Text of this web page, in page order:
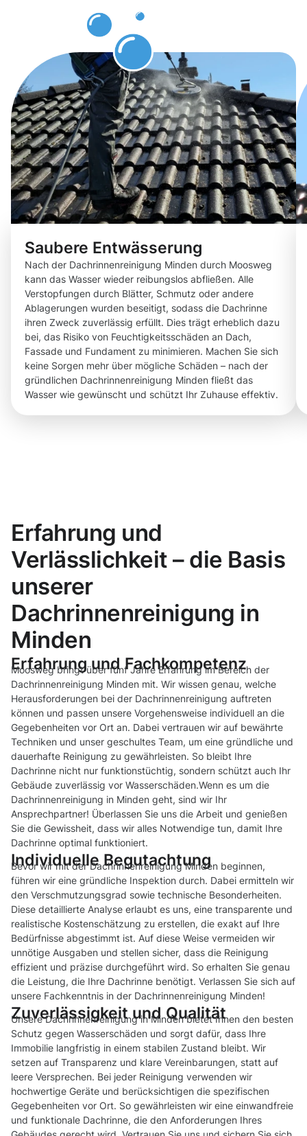
Saubere Entwässerung
Nach der Dachrinnenreinigung Minden durch Moosweg
kann das Wasser wieder reibungslos abfließen. Alle
Verstopfungen durch Blätter, Schmutz oder andere
Ablagerungen wurden beseitigt, sodass die Dachrinne
ihren Zweck zuverlässig erfüllt. Dies trägt erheblich dazu
bei, das Risiko von Feuchtigkeitsschäden an Dach,
Fassade und Fundament zu minimieren. Machen Sie sich
keine Sorgen mehr über mögliche Schäden – nach der
gründlichen Dachrinnenreinigung Minden fließt das
Wasser wie gewünscht und schützt Ihr Zuhause effektiv.
Erfahrung und
Verlässlichkeit – die Basis
unserer
Dachrinnenreinigung in
Minden
Erfahrung und Fachkompetenz
Moosweg bringt über fünf Jahre Erfahrung im Bereich der
Dachrinnenreinigung Minden mit. Wir wissen genau, welche
Herausforderungen bei der Dachrinnenreinigung auftreten
können und passen unsere Vorgehensweise individuell an die
Gegebenheiten vor Ort an. Dabei vertrauen wir auf bewährte
Techniken und unser geschultes Team, um eine gründliche und
dauerhafte Reinigung zu gewährleisten. So bleibt Ihre
Dachrinne nicht nur funktionstüchtig, sondern schützt auch Ihr
Gebäude zuverlässig vor Wasserschäden.Wenn es um die
Dachrinnenreinigung in Minden geht, sind wir Ihr
Ansprechpartner! Überlassen Sie uns die Arbeit und genießen
Sie die Gewissheit, dass wir alles Notwendige tun, damit Ihre
Dachrinne optimal funktioniert.
Individuelle Begutachtung
Bevor wir mit der Dachrinnenreinigung Minden beginnen,
führen wir eine gründliche Inspektion durch. Dabei ermitteln wir
den Verschmutzungsgrad sowie technische Besonderheiten.
Diese detaillierte Analyse erlaubt es uns, eine transparente und
realistische Kostenschätzung zu erstellen, die exakt auf Ihre
Bedürfnisse abgestimmt ist. Auf diese Weise vermeiden wir
unnötige Ausgaben und stellen sicher, dass die Reinigung
effizient und präzise durchgeführt wird. So erhalten Sie genau
die Leistung, die Ihre Dachrinne benötigt. Verlassen Sie sich auf
unsere Fachkenntnis in der Dachrinnenreinigung Minden!
Zuverlässigkeit und Qualität
Unsere Dachrinnenreinigung in Minden bietet Ihnen den besten
Schutz gegen Wasserschäden und sorgt dafür, dass Ihre
Immobilie langfristig in einem stabilen Zustand bleibt. Wir
setzen auf Transparenz und klare Vereinbarungen, statt auf
leere Versprechen. Bei jeder Reinigung verwenden wir
hochwertige Geräte und berücksichtigen die spezifischen
Gegebenheiten vor Ort. So gewährleisten wir eine einwandfreie
und funktionale Dachrinne, die den Anforderungen Ihres